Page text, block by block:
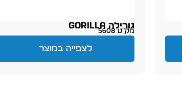
גורילה Gorilla
מק״ט 5608
לצפייה במוצר